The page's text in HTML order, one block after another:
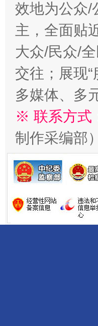
效地为公众/
主，全面贴
大众/民众/
交往；展现
多媒体、多
※ 联系方式
制作采编部）